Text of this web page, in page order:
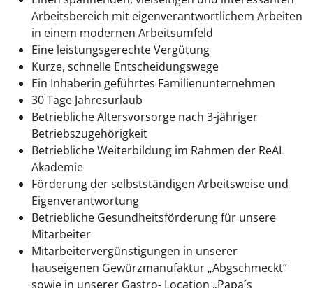
Arbeitsbereich mit eigenverantwortlichem Arbeiten
in einem modernen Arbeitsumfeld
Eine leistungsgerechte Vergütung
Kurze, schnelle Entscheidungswege
Ein Inhaberin geführtes Familienunternehmen
30 Tage Jahresurlaub
Betriebliche Altersvorsorge nach 3-jähriger
Betriebszugehörigkeit
Betriebliche Weiterbildung im Rahmen der ReAL
Akademie
Förderung der selbstständigen Arbeitsweise und
Eigenverantwortung
Betriebliche Gesundheitsförderung für unsere
Mitarbeiter
Mitarbeitervergünstigungen in unserer
hauseigenen Gewürzmanufaktur „Abgschmeckt“
sowie in unserer Gastro- Location „Papa´s